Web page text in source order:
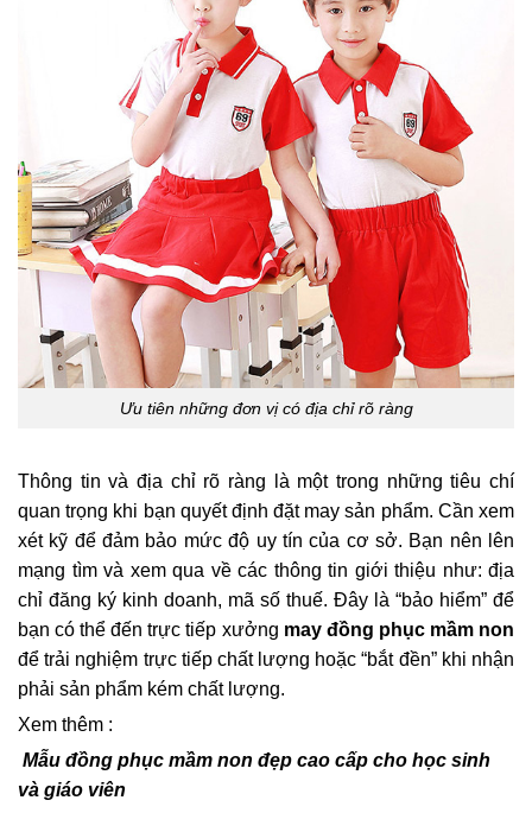
Ưu tiên những đơn vị có địa chỉ rõ ràng
Thông tin và địa chỉ rõ ràng là một trong những tiêu chí
quan trọng khi bạn quyết định đặt may sản phẩm. Cần xem
xét kỹ để đảm bảo mức độ uy tín của cơ sở. Bạn nên lên
mạng tìm và xem qua về các thông tin giới thiệu như: địa
chỉ đăng ký kinh doanh, mã số thuế. Đây là “bảo hiểm” để
bạn có thể đến trực tiếp xưởng may đồng phục mầm non
để trải nghiệm trực tiếp chất lượng hoặc “bắt đền” khi nhận
phải sản phẩm kém chất lượng.
Xem thêm :
Mẫu đồng phục mầm non đẹp cao cấp cho học sinh
và giáo viên